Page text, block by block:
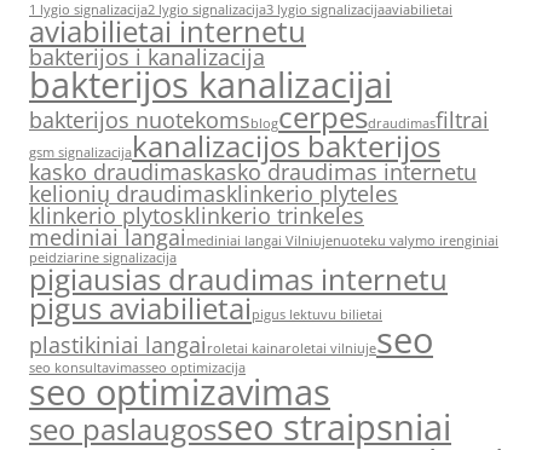
1 lygio signalizacija2 lygio signalizacija3 lygio signalizacijaaviabilietai
aviabilietai internetu
bakterijos i kanalizacija
bakterijos kanalizacijai
bakterijos nuotekomsblogcerpesdraudimasfiltrai
gsm signalizacijakanalizacijos bakterijos
kasko draudimaskasko draudimas internetu
kelionių draudimasklinkerio plyteles
klinkerio plytosklinkerio trinkeles
mediniai langai mediniai langai Vilniujenuoteku valymo irenginiai
peidziarine signalizacija
pigiausias draudimas internetu
pigus aviabilietaipigus lektuvu bilietai
plastikiniai langai roletai kainaroletai vilniujeseo
seo konsultavimasseo optimizacija
seo optimizavimas
seo paslaugosseo straipsniai